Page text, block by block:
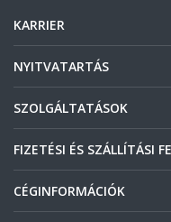
KARRIER
NYITVATARTÁS
SZOLGÁLTATÁSOK
FIZETÉSI ÉS SZÁLLÍTÁSI
CÉGINFORMÁCIÓK